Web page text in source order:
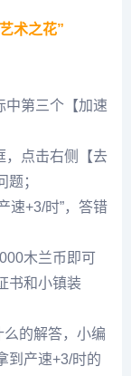
术之花”
中第三个【加速
，点击右侧【去
；
速+3/时”，答错
木兰币即可
书和小镇装
的解答，小编
到产速+3/时的